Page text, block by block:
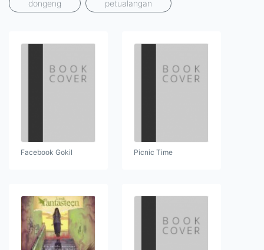
dongeng petualangan
Facebook Gokil Picnic Time